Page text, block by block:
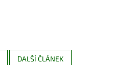
DALŠÍ ČLÁNEK